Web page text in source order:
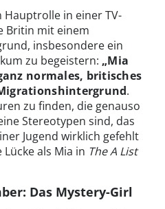
in einer TV-
Britin mit einem
insbesondere ein
zu begeistern: „Mia
normales, britisches
.
zu finden, die genauso
Stereotypen sind, das
Jugend wirklich gefehlt
Lücke als Mia in The A List
Das Mystery-Girl